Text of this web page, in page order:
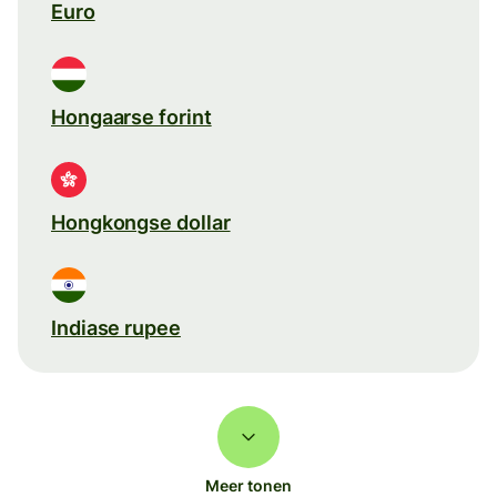
Euro
Hongaarse forint
Hongkongse dollar
Indiase rupee
Meer tonen